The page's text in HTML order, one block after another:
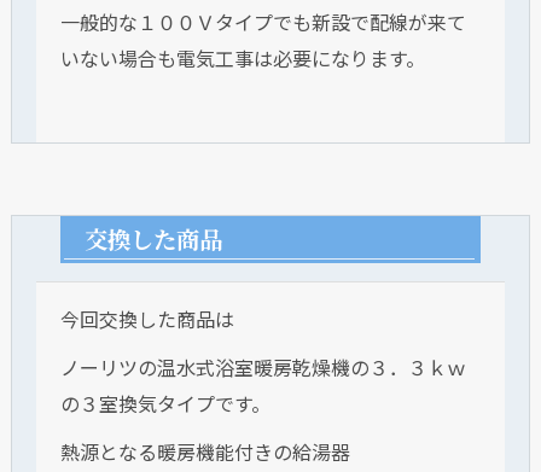
一般的な１００Ｖタイプでも新設で配線が来て
いない場合も電気工事は必要になります。
交換した商品
今回交換した商品は
ノーリツの温水式浴室暖房乾燥機の３．３ｋｗ
の３室換気タイプです。
熱源となる暖房機能付きの給湯器